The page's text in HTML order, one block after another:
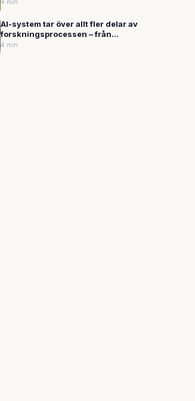
4 min
AI-system tar över allt fler delar av
forskningsprocessen – från
teoriskapande till granskning
4 min